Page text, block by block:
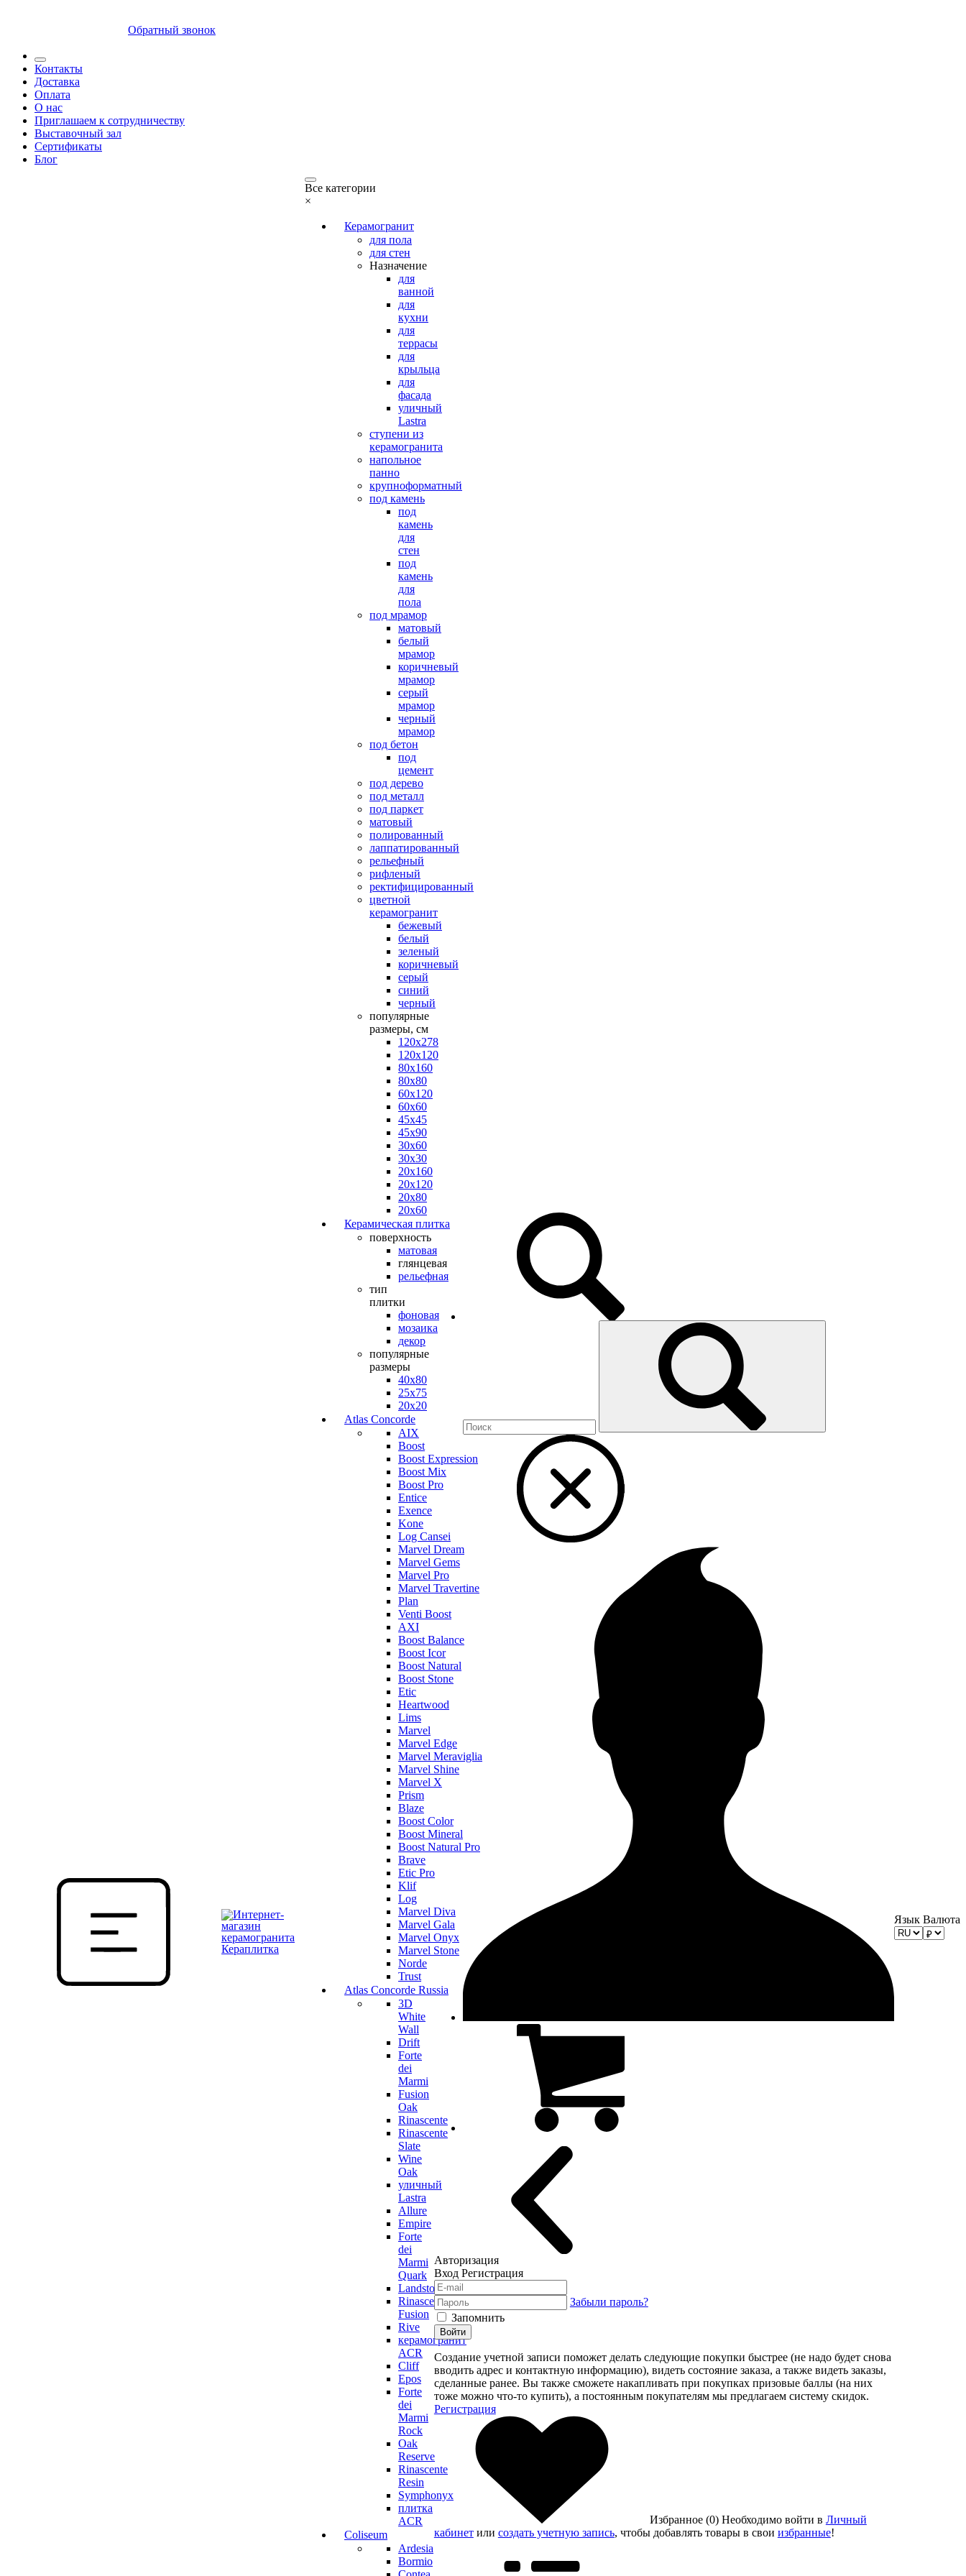
Обратный звонок
Контакты
Доставка
Оплата
О нас
Приглашаем к сотрудничеству
Выставочный зал
Сертификаты
Блог
Все категории
×
Керамогранит
для пола
для стен
Назначение
для
ванной
для
кухни
для
террасы
для
крыльца
для
фасада
уличный
Lastra
ступени из
керамогранита
напольное
панно
крупноформатный
под камень
под
камень
для
стен
под
камень
для
пола
под мрамор
матовый
белый
мрамор
коричневый
мрамор
серый
мрамор
черный
мрамор
под бетон
под
цемент
под дерево
под металл
под паркет
матовый
полированный
лаппатированный
рельефный
рифленый
ректифицированный
цветной
керамогранит
бежевый
белый
зеленый
коричневый
серый
синий
черный
популярные
размеры, см
120х278
120х120
80х160
80х80
60х120
60х60
45х45
45х90
30х60
30х30
20х160
20х120
20х80
20х60
Керамическая плитка
поверхность
матовая
глянцевая
рельефная
тип
плитки
фоновая
мозаика
декор
популярные
размеры
40х80
25х75
20х20
Atlas Concorde
AIX
Boost
Boost Expression
Boost Mix
Boost Pro
Entice
Exence
Kone
Log Cansei
Marvel Dream
Marvel Gems
Marvel Pro
Marvel Travertine
Plan
Venti Boost
AXI
Boost Balance
Boost Icor
Boost Natural
Boost Stone
Etic
Heartwood
Lims
Marvel
Marvel Edge
Marvel Meraviglia
Marvel Shine
Marvel X
Prism
Blaze
Boost Color
Boost Mineral
Boost Natural Pro
Brave
Etic Pro
Klif
Log
Marvel Diva
Marvel Gala
Marvel Onyx
Marvel Stone
Norde
Trust
Atlas Concorde Russia
3D
White
Wall
Drift
Forte
dei
Marmi
Fusion
Oak
Rinascente
Rinascente
Slate
Wine
Oak
уличный
Lastra
Allure
Empire
Forte
dei
Marmi
Quark
Landstone
Rinascente
Fusion
Rive
керамогранит
ACR
Cliff
Epos
Forte
dei
Marmi
Rock
Oak
Reserve
Rinascente
Resin
Symphonyx
плитка
ACR
Coliseum
Ardesia
Bormio
Авторизация
Вход Регистрация
Забыли пароль?
Запомнить
Войти
Создание учетной записи поможет делать следующие покупки быстрее (не надо будет снова
вводить адрес и контактную информацию), видеть состояние заказа, а также видеть заказы,
сделанные ранее. Вы также сможете накапливать при покупках призовые баллы (на них
тоже можно что-то купить), а постоянным покупателям мы предлагаем систему скидок.
Регистрация
Избранное (0) Необходимо войти в Личный
кабинетили создать учетную запись, чтобы добавлять товары в свои избранные!
Язык Валюта